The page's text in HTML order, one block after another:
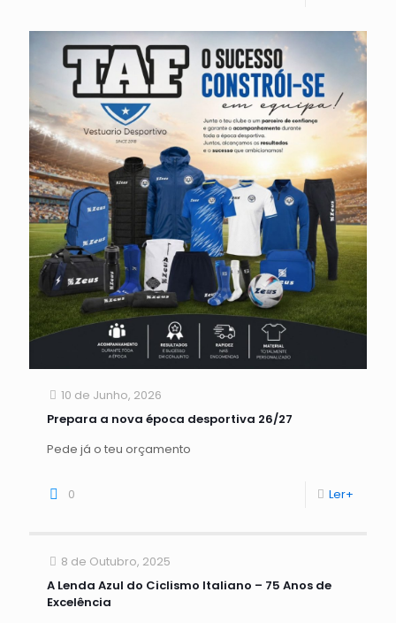
10 de Junho, 2026
Prepara a nova época desportiva 26/27
Pede já o teu orçamento
0 Ler+
8 de Outubro, 2025
A Lenda Azul do Ciclismo Italiano – 75 Anos de
Excelência